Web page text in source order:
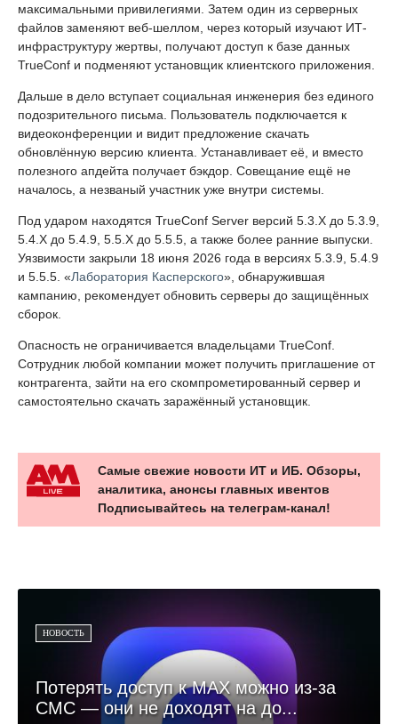
максимальными привилегиями. Затем один из серверных
файлов заменяют веб-шеллом, через который изучают ИТ-
инфраструктуру жертвы, получают доступ к базе данных
TrueConf и подменяют установщик клиентского приложения.
Дальше в дело вступает социальная инженерия без единого
подозрительного письма. Пользователь подключается к
видеоконференции и видит предложение скачать
обновлённую версию клиента. Устанавливает её, и вместо
полезного апдейта получает бэкдор. Совещание ещё не
началось, а незваный участник уже внутри системы.
Под ударом находятся TrueConf Server версий 5.3.X до 5.3.9,
5.4.X до 5.4.9, 5.5.X до 5.5.5, а также более ранние выпуски.
Уязвимости закрыли 18 июня 2026 года в версиях 5.3.9, 5.4.9
и 5.5.5. «Лаборатория Касперского», обнаружившая
кампанию, рекомендует обновить серверы до защищённых
сборок.
Опасность не ограничивается владельцами TrueConf.
Сотрудник любой компании может получить приглашение от
контрагента, зайти на его скомпрометированный сервер и
самостоятельно скачать заражённый установщик.
Самые свежие новости ИТ и ИБ. Обзоры,
аналитика, анонсы главных ивентов
Подписывайтесь на телеграм-канал!
НОВОСТЬ
Потерять доступ к MAX можно из-за
СМС — они не доходят на до...